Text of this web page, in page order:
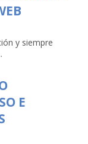
y siempre
E